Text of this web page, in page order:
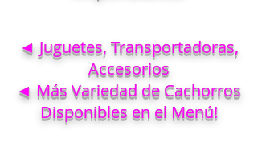
◄ Juguetes, Transportadoras,
Accesorios
◄ Más Variedad de Cachorros
Disponibles en el Menú!